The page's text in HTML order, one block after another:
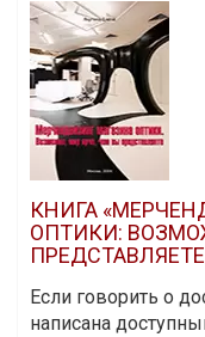
КНИГА
ОПТИКИ:
Если говорить о
написана